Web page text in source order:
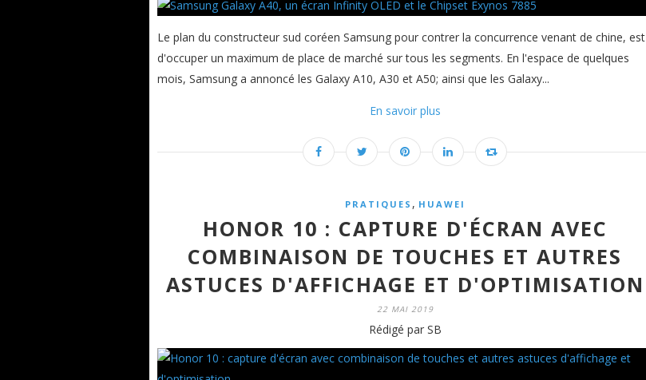
Le plan du constructeur sud coréen Samsung pour contrer la concurrence venant de chine, est
d'occuper un maximum de place de marché sur tous les segments. En l'espace de quelques
mois, Samsung a annoncé les Galaxy A10, A30 et A50; ainsi que les Galaxy...
En savoir plus
PRATIQUES , HUAWEI
HONOR 10 : CAPTURE D'ÉCRAN AVEC
COMBINAISON DE TOUCHES ET AUTRES
ASTUCES D'AFFICHAGE ET D'OPTIMISATION
22 MAI 2019
Rédigé par SB